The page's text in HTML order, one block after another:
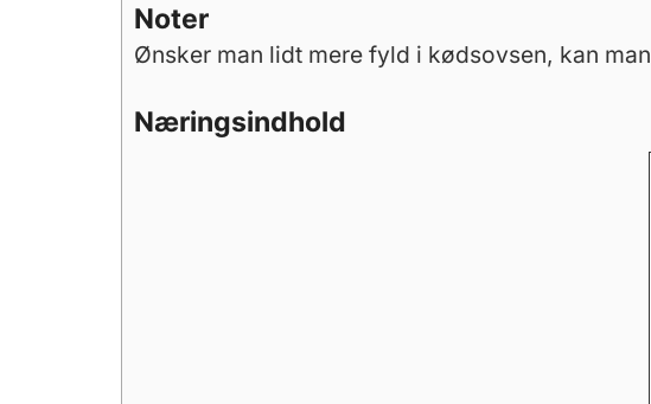
Noter
Ønsker man lidt mere fyld i kødsovsen, kan
Næringsindhold